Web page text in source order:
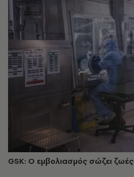
GSK: Ο εμβολιασμός σώζει ζωές